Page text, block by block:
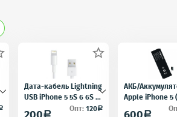

Дата-кабель Lightning
USB iPhone 5 5S 6 6S 7
для iPad 4 iPad mini
a Опт:120a
АКБ/
Apple iPhone
5) тех.
a